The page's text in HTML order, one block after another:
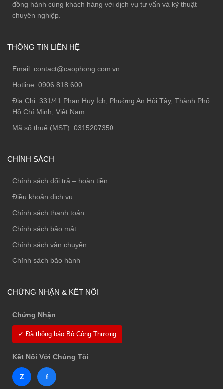
đồng hành cùng khách hàng với dịch vụ tư vấn và kỹ thuật
chuyên nghiệp.
THÔNG TIN LIÊN HỆ
Email: contact@caophong.com.vn
Hotline: 0906.818.600
Địa Chỉ: 331/41 Phan Huy Ích, Phường An Hội Tây, Thành Phố
Hồ Chí Minh, Việt Nam
Mã số thuế (MST): 0315207350
CHÍNH SÁCH
Chính sách đổi trả – hoàn tiền
Điều khoản dịch vụ
Chính sách thanh toán
Chính sách bảo mật
Chính sách vận chuyển
Chính sách bảo hành
CHỨNG NHẬN & KẾT NỐI
Chứng Nhận
✓ Đã thông báo Bộ Công Thương
Kết Nối Với Chúng Tôi
Z f